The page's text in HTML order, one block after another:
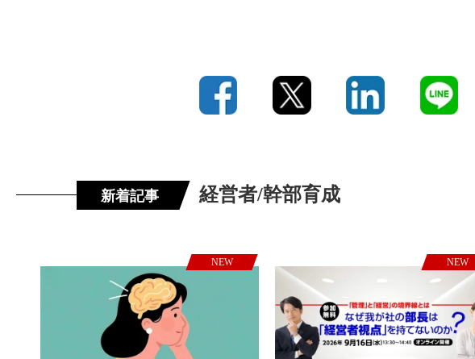
新着記事 経営者/幹部育成
NEW NEW